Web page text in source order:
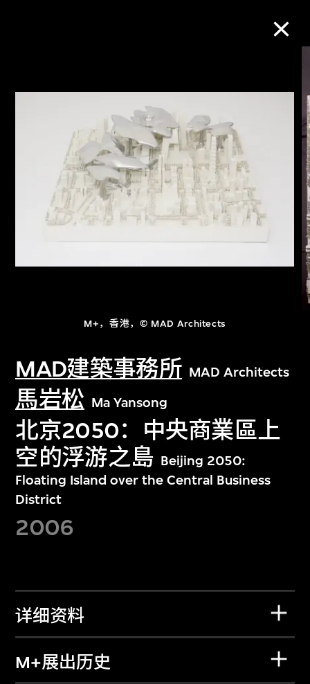
M+，香港，© MAD Architects
MAD建築事務所 MAD Architects
馬岩松 Ma Yansong
北京2050：中央商業區上
空的浮游之島 Beijing 2050:
Floating Island over the Central Business
District
2006
详细资料
M+展出历史
进一步筛选
关于M+藏品